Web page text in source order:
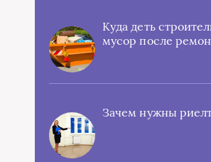
Куда деть
мусор после
Зачем нужны